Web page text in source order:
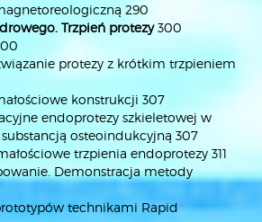
290
Trzpień protezy300
protezy z krótkim trzpieniem
konstrukcji 307
endoprotezy szkieletowej w
substancją osteoindukcyjną 307
trzpienia endoprotezy 311
Demonstracja metody
technikami Rapid